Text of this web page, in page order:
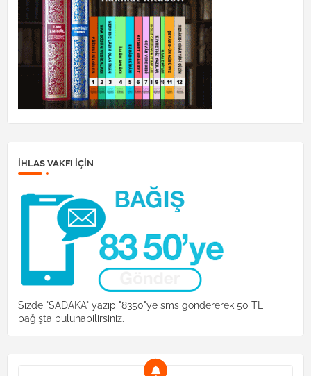
İHLAS VAKFI IÇIN
Sizde "SADAKA" yazıp "8350"ye sms göndererek 50 TL
bağışta bulunabilirsiniz.